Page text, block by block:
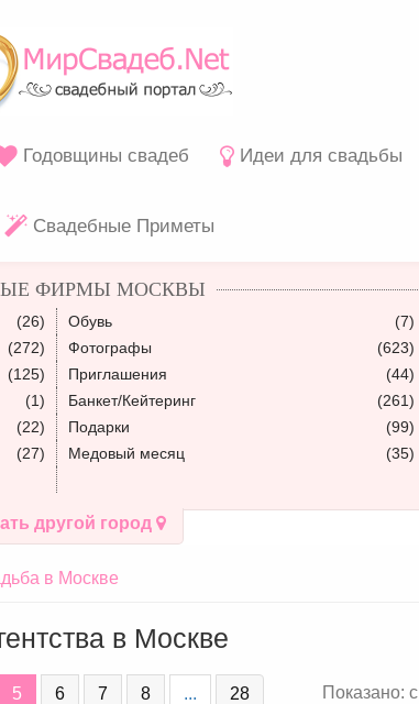
Годовщины свадеб Идеи для свадьбы
Свадебные Приметы
ФИРМЫ МОСКВЫ
(26) Обувь (7)
(272) Фотографы (623)
(125) Приглашения (44)
(1) Банкет/Кейтеринг (261)
(22) Подарки (99)
(27) Медовый месяц (35)
другой город
в Москве
в Москве
5 6 7 8 ... 28 Показано: с